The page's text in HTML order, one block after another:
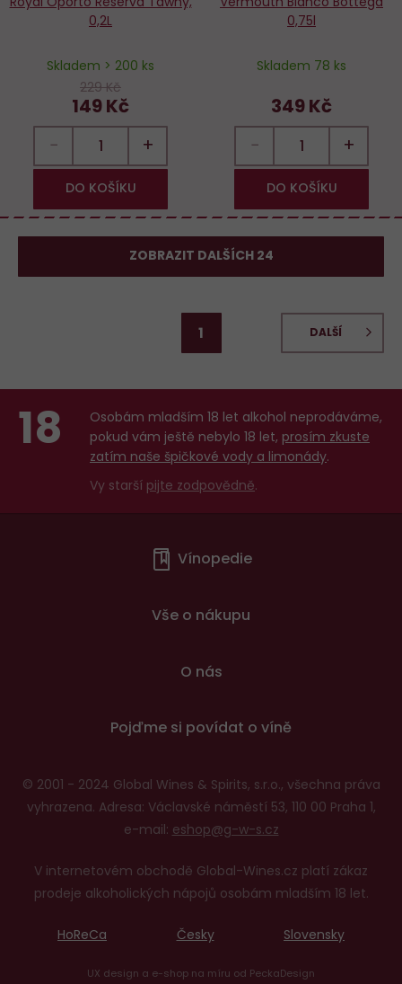
0,2L
Skladem > 200 ks
229 Kč
149 Kč
− +
DO KOŠÍKU
0,75l
Skladem 78 ks
349 Kč
− +
DO KOŠÍKU
ZOBRAZIT DALŠÍCH 24
1 DALŠÍ
18
Osobám mladším 18 let alkohol neprodáváme,
pokud vám ještě nebylo 18 let, prosím zkuste
zatím naše špičkové vody a limonády.
Vy starší pijte zodpovědně.
Vínopedie
Vše o nákupu
O nás
Pojďme si povídat o víně
© 2001 - 2024 Global Wines & Spirits, s.r.o., všechna práva
vyhrazena. Adresa: Václavské náměstí 53, 110 00 Praha 1,
e-mail: eshop@g-w-s.cz
V internetovém obchodě Global-Wines.cz platí zákaz
prodeje alkoholických nápojů osobám mladším 18 let.
HoReCa Česky Slovensky
UX design a e-shop na míru od PeckaDesign